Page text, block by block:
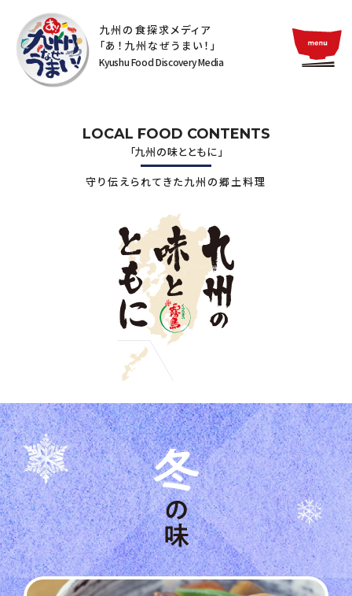
九州の食探求メディア
「あ！九州なぜうまい！」
Kyushu Food Discovery Media
LOCAL FOOD CONTENTS
「九州の味とともに」
守り伝えられてきた九州の郷土料理